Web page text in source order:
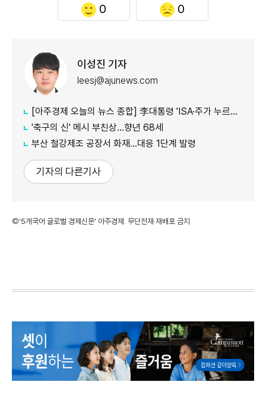
0 0
이성진 기자
leesj@ajunews.com
[아주경제 오늘의 뉴스 종합] 李대통령 'ISA·주가 누르기' 재검토…與 "환영" 野 "졸속 국정" 外
'축구의 신' 메시 부친상…향년 68세
부산 철강제조 공장서 화재…대응 1단계 발령
기자의 다른기사
©'5개국어 글로벌 경제신문' 아주경제. 무단전재·재배포 금지